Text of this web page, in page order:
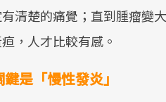
清楚的痛覺；直到腫瘤變
，人才比較有感。
是「慢性發炎」